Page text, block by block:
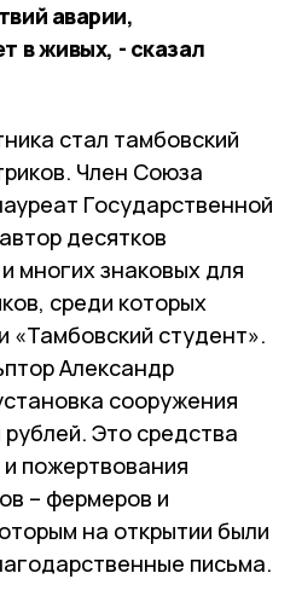
аварии,
в живых, - сказал
стал тамбовский
Член Союза
Государственной
десятков
многих знаковых для
среди которых
«Тамбовский студент».
Александр
сооружения
Это средства
пожертвования
– фермеров и
на открытии были
письма.